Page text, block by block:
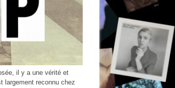
il y a une vérité et
largement reconnu chez